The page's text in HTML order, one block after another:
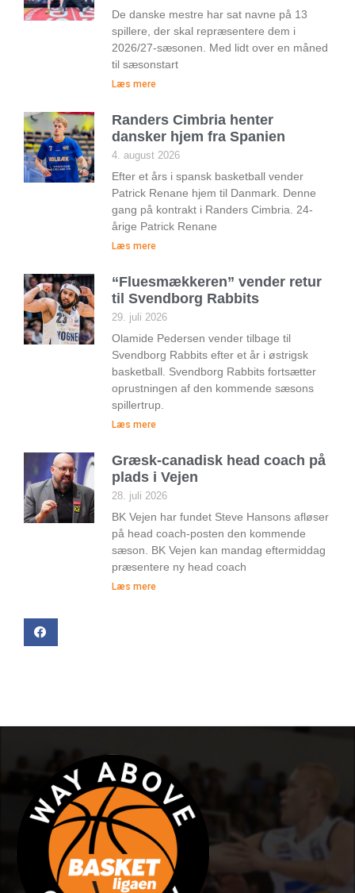
De danske mestre har sat navne på 13
spillere, der skal repræsentere dem i
2026/27-sæsonen. Med lidt over en måned
til sæsonstart
Læs mere
Randers Cimbria henter
dansker hjem fra Spanien
4. august 2026
Efter et års i spansk basketball vender
Patrick Renane hjem til Danmark. Denne
gang på kontrakt i Randers Cimbria. 24-
årige Patrick Renane
Læs mere
“Fluesmækkeren” vender retur
til Svendborg Rabbits
29. juli 2026
Olamide Pedersen vender tilbage til
Svendborg Rabbits efter et år i østrigsk
basketball. Svendborg Rabbits fortsætter
oprustningen af den kommende sæsons
spillertrup.
Læs mere
Græsk-canadisk head coach på
plads i Vejen
28. juli 2026
BK Vejen har fundet Steve Hansons afløser
på head coach-posten den kommende
sæson. BK Vejen kan mandag eftermiddag
præsentere ny head coach
Læs mere